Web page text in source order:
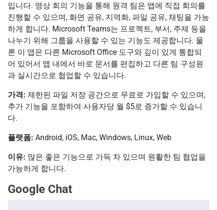
입니다. 영상 회의 기능을 통해 원격 팀은 앱에 직접 회의를
진행할 수 있으며, 화면 공유, 지역화, 파일 공유, 채팅을 가능
하게 합니다. Microsoft Teams는 프로젝트, 부서, 주제 등을
나누기 위해 그룹을 사용할 수 있는 기능도 제공합니다. 물
론 이 앱은 다른 Microsoft Office 도구와 깊이 있게 통합되
어 있어서 앱 내에서 바로 문서를 편집하고 다른 팀 구성원
과 실시간으로 협업할 수 있습니다.
가격: 제한된 파일 저장 공간으로 무료로 가입할 수 있으며,
추가 기능을 포함하여 사용자당 월 $5로 증가할 수 있습니
다.
플랫폼: Android, iOS, Mac, Windows, Linux, Web
이유: 많은 좋은 기능으로 가득 차 있으며 원활한 팀 협업을
가능하게 합니다.
Google Chat